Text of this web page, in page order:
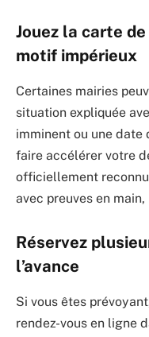
Jouez la carte
motif impérieux
Certaines mairies
situation expliquée
imminent ou une date
faire accélérer votre
officiellement
avec preuves en
Réservez
l’avance
Si vous êtes
rendez-vous en ligne